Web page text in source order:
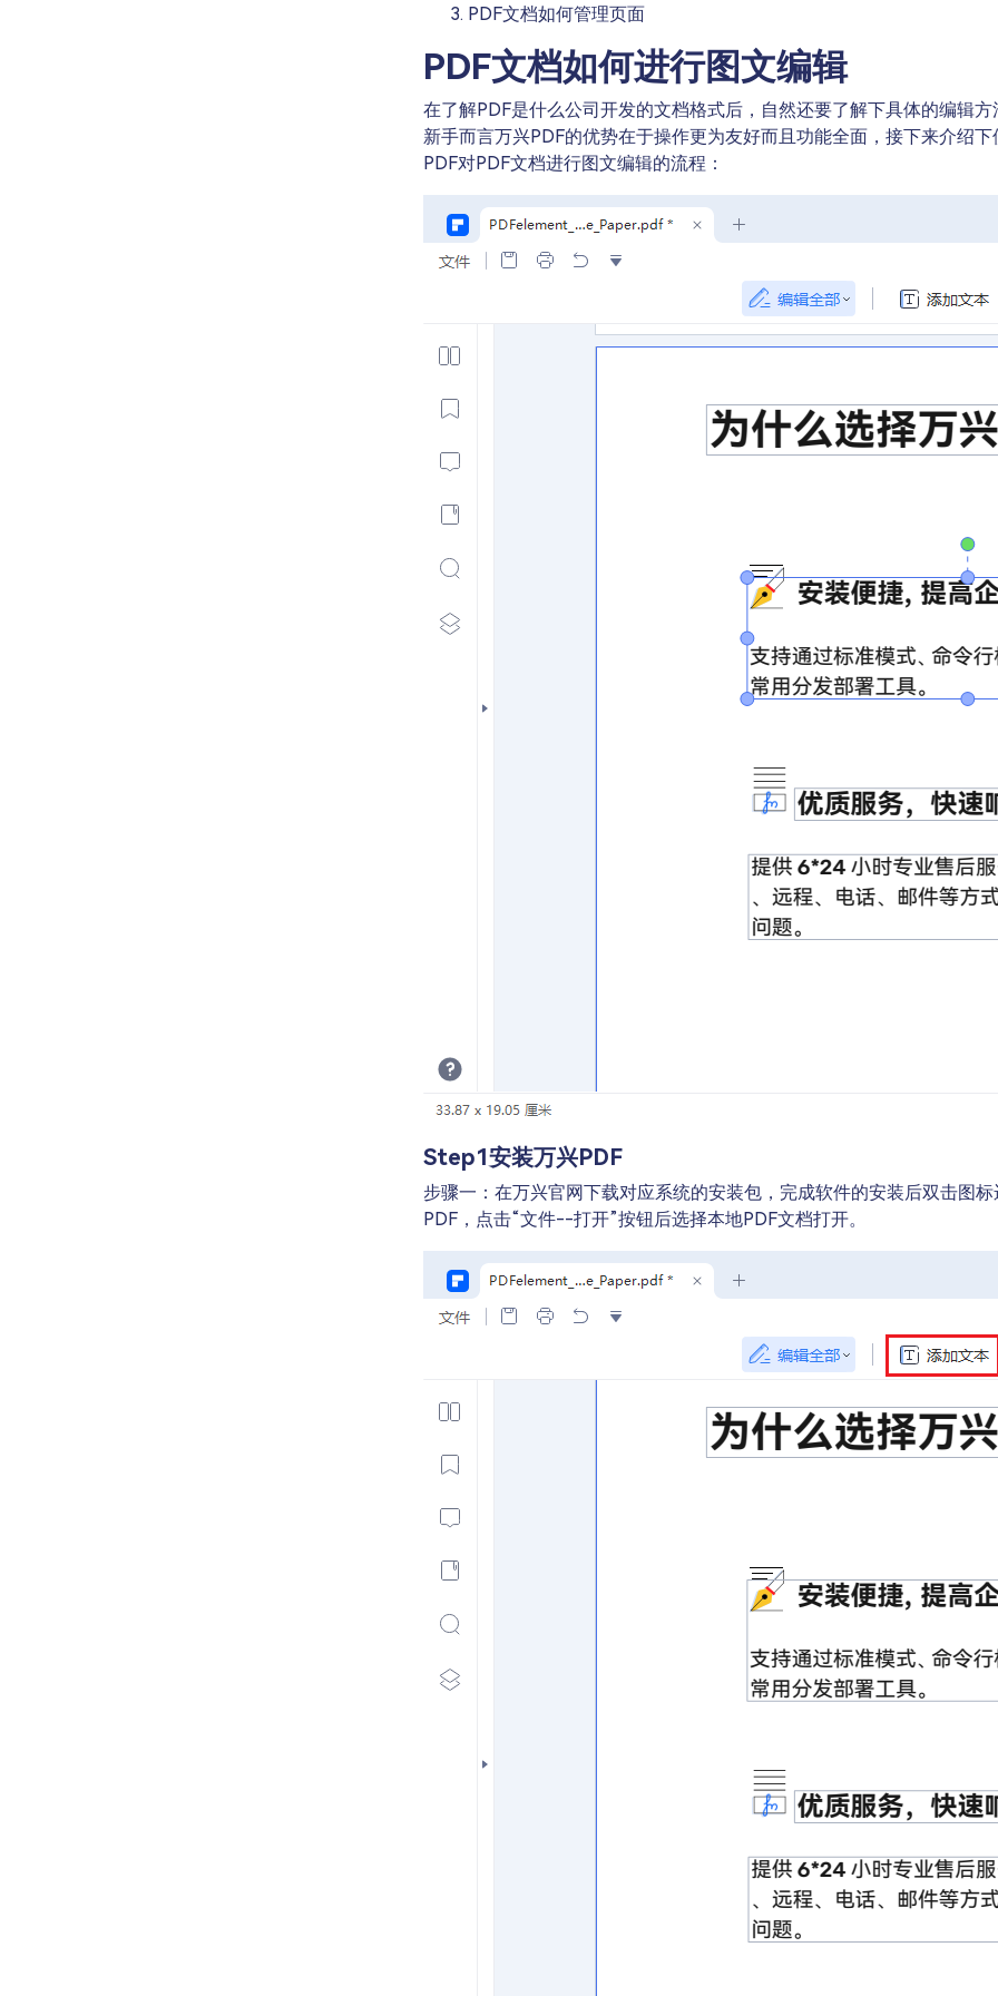
PDF文档如何管理页面
PDF文档如何进行图文编辑
在了解PDF是什么公司开发的文档格式后，自然还要了解下具体的编辑方
新手而言万兴PDF的优势在于操作更为友好而且功能全面，接下来介绍下
PDF对PDF文档进行图文编辑的流程：
Step1安装万兴PDF
步骤一：在万兴官网下载对应系统的安装包，完成软件的安装后双击图
PDF，点击“文件--打开”按钮后选择本地PDF文档打开。